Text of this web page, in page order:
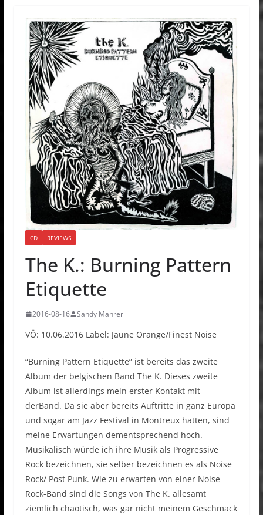
CD REVIEWS
The K.: Burning Pattern
Etiquette
2016-08-16 Sandy Mahrer
VÖ: 10.06.2016 Label: Jaune Orange/Finest Noise
“Burning Pattern Etiquette” ist bereits das zweite
Album der belgischen Band The K. Dieses zweite
Album ist allerdings mein erster Kontakt mit
derBand. Da sie aber bereits Auftritte in ganz Europa
und sogar am Jazz Festival in Montreux hatten, sind
meine Erwartungen dementsprechend hoch.
Musikalisch würde ich ihre Musik als Progressive
Rock bezeichnen, sie selber bezeichnen es als Noise
Rock/ Post Punk. Wie zu erwarten von einer Noise
Rock-Band sind die Songs von The K. allesamt
ziemlich chaotisch, was gar nicht meinem Geschmack